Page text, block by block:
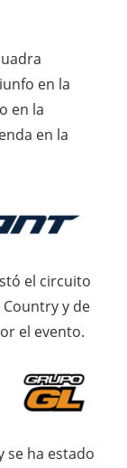
en la
en la
en la
el circuito
y de
el evento.
se ha estado